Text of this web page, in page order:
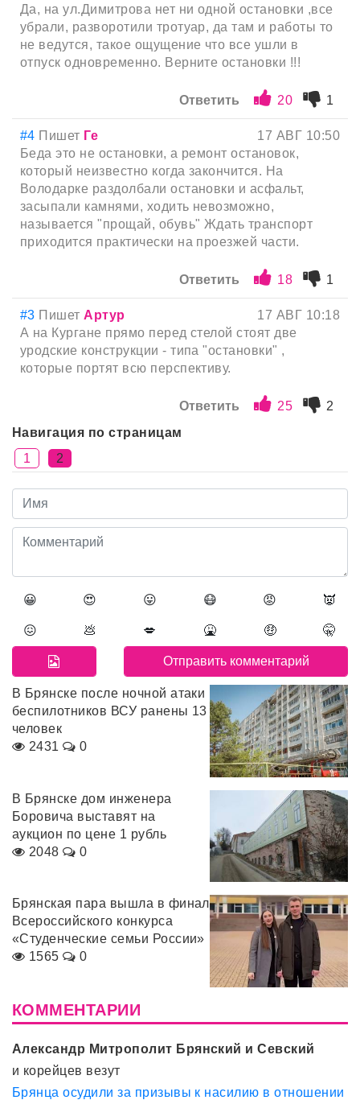
Да, на ул.Димитрова нет ни одной остановки ,все
убрали, разворотили тротуар, да там и работы то
не ведутся, такое ощущение что все ушли в
отпуск одновременно. Верните остановки !!!
Ответить 20 1
#4 Пишет Ге
17 АВГ 10:50
Беда это не остановки, а ремонт остановок,
который неизвестно когда закончится. На
Володарке раздолбали остановки и асфальт,
засыпали камнями, ходить невозможно,
называется "прощай, обувь" Ждать транспорт
приходится практически на проезжей части.
Ответить 18 1
#3 Пишет Артур
17 АВГ 10:18
А на Кургане прямо перед стелой стоят две
уродские конструкции - типа "остановки" ,
которые портят всю перспективу.
Ответить 25
2
Навигация по страницам
1
2
😀 😍 😛 😷 😡 👿
😖 💩 💋 🤮 🤑 🤫
В Брянске после ночной атаки
беспилотников ВСУ ранены 13
человек
2431
0
В Брянске дом инженера
Боровича выставят на
аукцион по цене 1 рубль
2048
0
Брянская пара вышла в финал
Всероссийского конкурса
«Студенческие семьи России»
1565
0
КОММЕНТАРИИ
Александр Митрополит Брянский и Севский
и корейцев везут
Брянца осудили за призывы к насилию в отношении